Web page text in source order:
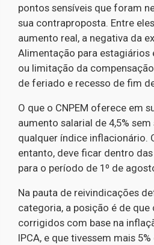
pontos sensíveis que foram
sua contraproposta. Entre
aumento real, a negativa da
Alimentação para estagiários
ou limitação da
de feriado e recesso de fim
O que o CNPEM oferece em
aumento salarial de 4,5%
qualquer índice inflacionário.
entanto, deve ficar dentro
para o período de 1º de
Na pauta de reivindicações
categoria, a posição é de
corrigidos com base na
IPCA, e que tivessem mais